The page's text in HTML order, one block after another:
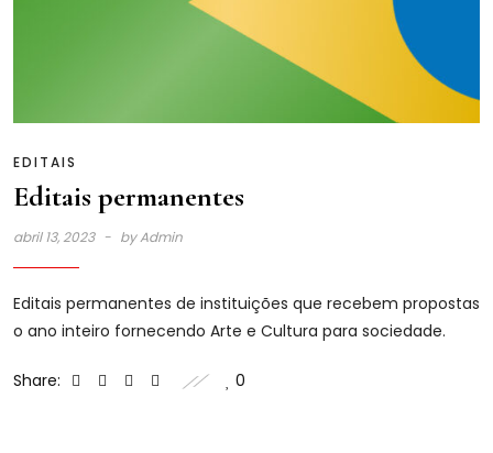
EDITAIS
Editais permanentes
abril 13, 2023 byAdmin
Editais permanentes de instituições que recebem propostas
o ano inteiro fornecendo Arte e Cultura para sociedade.
Share: 0